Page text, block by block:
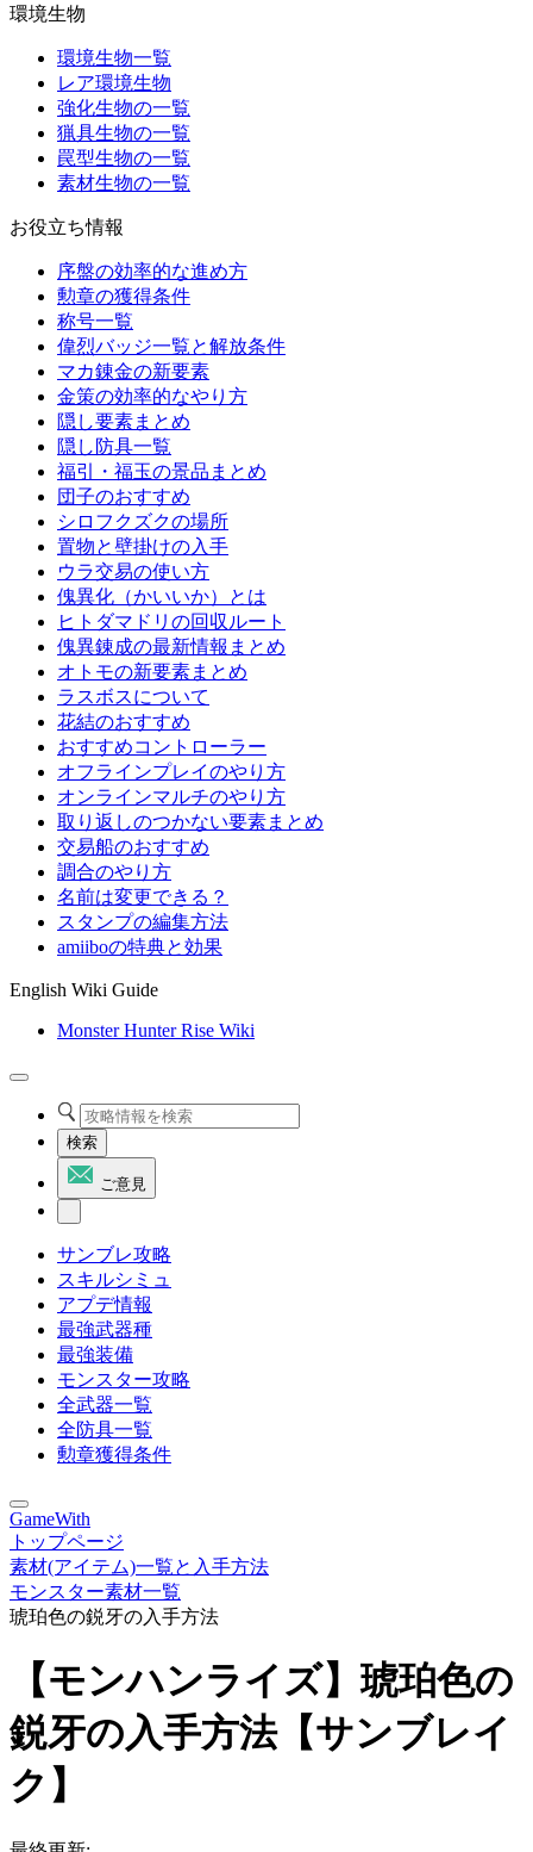
環境生物
環境生物一覧
レア環境生物
強化生物の一覧
猟具生物の一覧
罠型生物の一覧
素材生物の一覧
お役立ち情報
序盤の効率的な進め方
勲章の獲得条件
称号一覧
偉烈バッジ一覧と解放条件
マカ錬金の新要素
金策の効率的なやり方
隠し要素まとめ
隠し防具一覧
福引・福玉の景品まとめ
団子のおすすめ
シロフクズクの場所
置物と壁掛けの入手
ウラ交易の使い方
傀異化（かいいか）とは
ヒトダマドリの回収ルート
傀異錬成の最新情報まとめ
オトモの新要素まとめ
ラスボスについて
花結のおすすめ
おすすめコントローラー
オフラインプレイのやり方
オンラインマルチのやり方
取り返しのつかない要素まとめ
交易船のおすすめ
調合のやり方
名前は変更できる？
スタンプの編集方法
amiiboの特典と効果
English Wiki Guide
Monster Hunter Rise Wiki
検索
ご意見
サンブレ攻略
スキルシミュ
アプデ情報
最強武器種
最強装備
モンスター攻略
全武器一覧
全防具一覧
勲章獲得条件
GameWith
トップページ
素材(アイテム)一覧と入手方法
モンスター素材一覧
琥珀色の鋭牙の入手方法
【モンハンライズ】琥珀色の
鋭牙の入手方法【サンブレイ
ク】